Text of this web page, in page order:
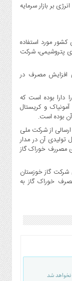
بر بازار سرمایه
مورد استفاده
پتروشیمی، شرکت
افزایش مصرف در
مصرف به میزان 710 درصد را دارا بوده است که
و کریستال
بوده است.
از شرکت ملی
تولیدی آن در مدار
نتیجه این امر افزایش 33 درصدی مصررف خوراک گاز
شرکت گاز خوزستان
خوراک گاز به
شد